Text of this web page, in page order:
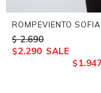
ROMPEVIENTO
$ 2.690
$2.290
$